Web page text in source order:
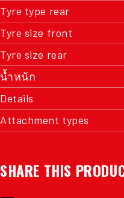
Tyre type rear
Tyre size front
Tyre size rear
น้ำหนัก
Details
Attachment types
SHARE THIS